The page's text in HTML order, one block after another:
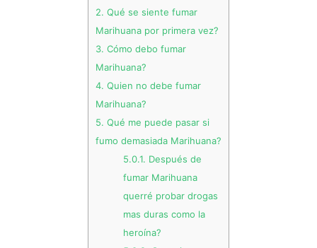
2. Qué se siente fumar
Marihuana por primera vez?
3. Cómo debo fumar
Marihuana?
4. Quien no debe fumar
Marihuana?
5. Qué me puede pasar si
fumo demasiada Marihuana?
5.0.1. Después de
fumar Marihuana
querré probar drogas
mas duras como la
heroína?